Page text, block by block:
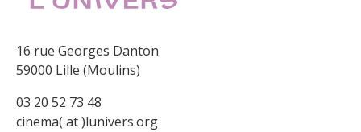
16 rue Georges Danton
59000 Lille (Moulins)
03 20 52 73 48
cinema( at )lunivers.org